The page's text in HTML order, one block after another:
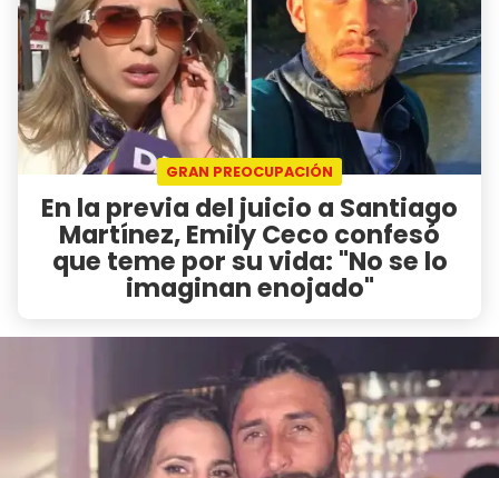
GRAN PREOCUPACIÓN
En la previa del juicio a Santiago
Martínez, Emily Ceco confesó
que teme por su vida: "No se lo
imaginan enojado"